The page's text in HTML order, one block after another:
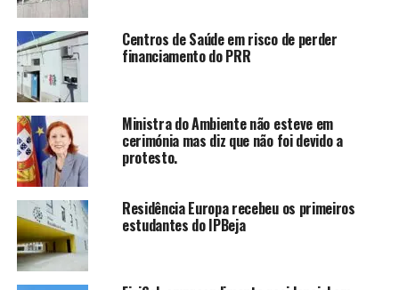
Centros de Saúde em risco de perder
financiamento do PRR
Ministra do Ambiente não esteve em
cerimónia mas diz que não foi devido a
protesto.
Residência Europa recebeu os primeiros
estudantes do IPBeja